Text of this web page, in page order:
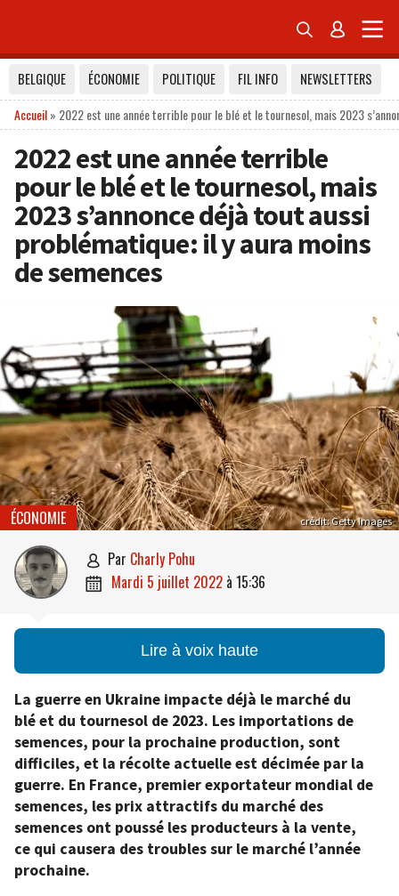
 
BELGIQUE ÉCONOMIE POLITIQUE FIL INFO
NEWSLETTERS
Accueil» 2022 est une année terrible pour le blé et le tournesol, mais 2023
2022 est une année terrible
pour le blé et le tournesol, mais
2023 s’annonce déjà tout aussi
problématique: il y aura moins
de semences
crédit: Getty Images
ÉCONOMIE
 par Charly Pohu
 mardi 5 juillet 2022 à 15:36
Lire à voix haute
La guerre en Ukraine impacte déjà le marché du
blé et du tournesol de 2023. Les importations de
semences, pour la prochaine production, sont
difficiles, et la récolte actuelle est décimée par la
guerre. En France, premier exportateur mondial de
semences, les prix attractifs du marché des
semences ont poussé les producteurs à la vente,
ce qui causera des troubles sur le marché l’année
prochaine.